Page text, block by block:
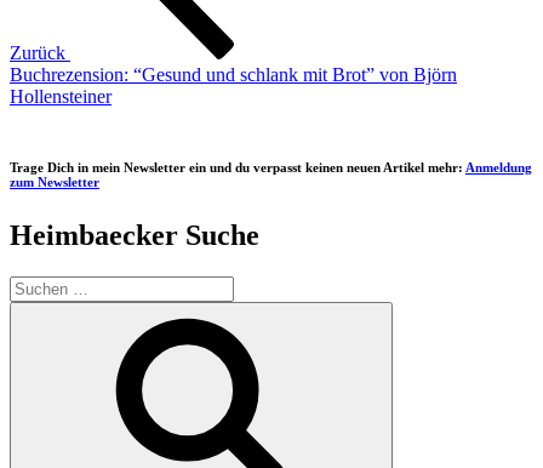
Zurück
Buchrezension: “Gesund und schlank mit Brot” von Björn
Hollensteiner
Trage Dich in mein Newsletter ein und du verpasst keinen neuen Artikel mehr: Anmeldung
zum Newsletter
Heimbaecker Suche
Suchen
nach: